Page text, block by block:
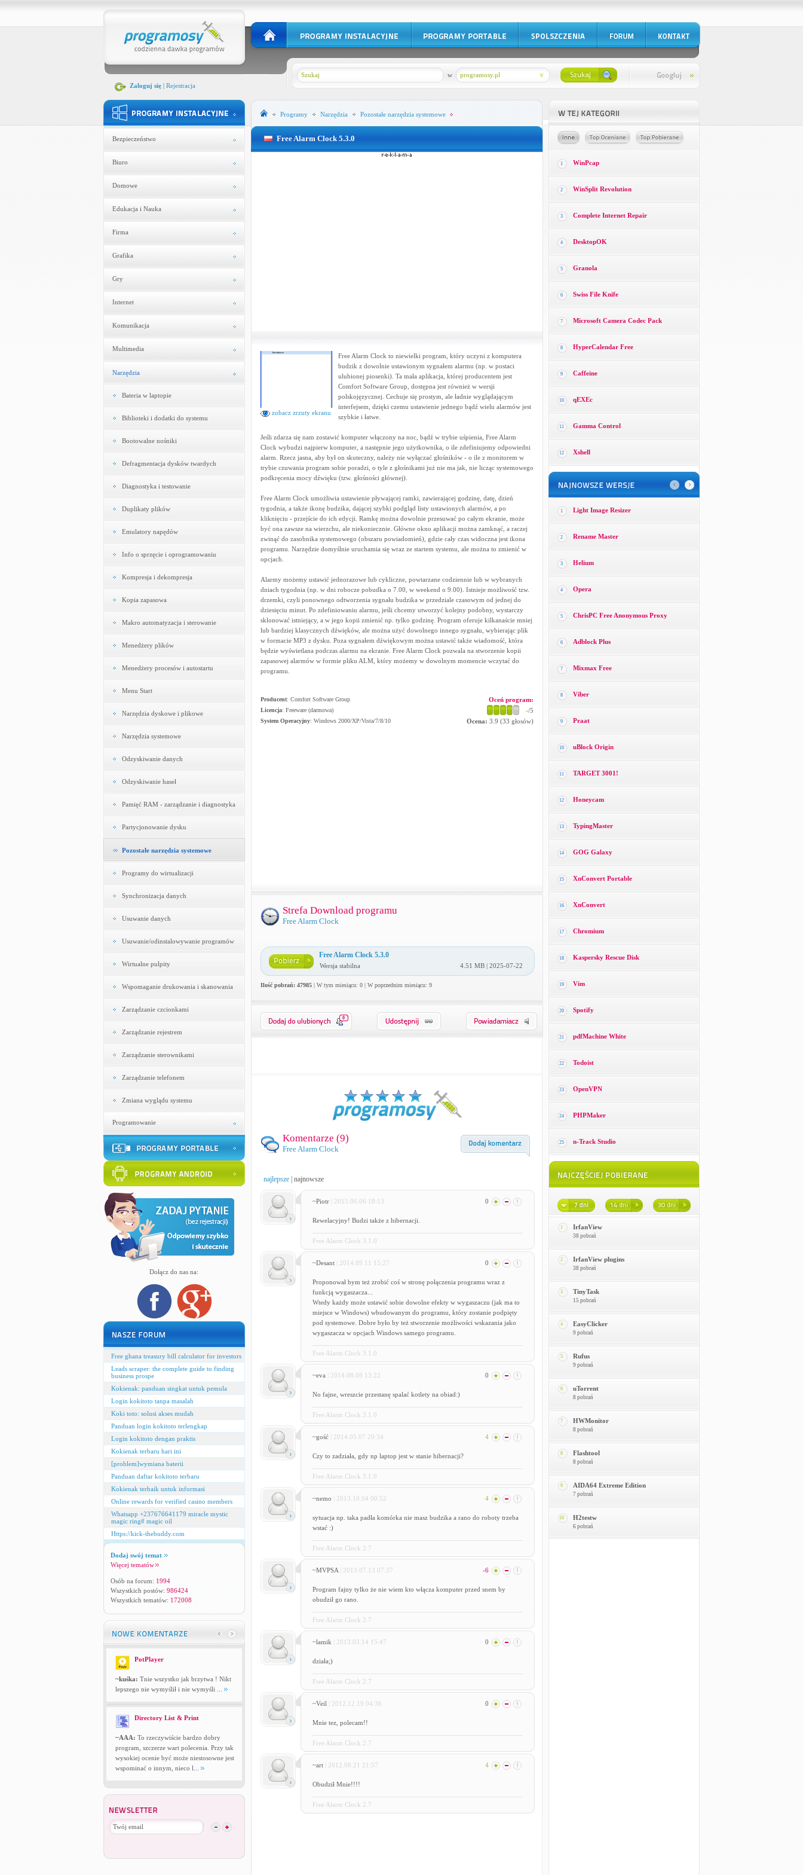
Zaloguj się| Rejestracja
programosy.pl
w
Bezpieczeństwo
Biuro
Domowe
Edukacja i Nauka
Firma
Grafika
Gry
Internet
Komunikacja
Multimedia
Narzędzia
Bateria w laptopie
Biblioteki i dodatki do systemu
Bootowalne nośniki
Defragmentacja dysków twardych
Diagnostyka i testowanie
Duplikaty plików
Emulatory napędów
Info o sprzęcie i oprogramowaniu
Kompresja i dekompresja
Kopia zapasowa
Makro automatyzacja i sterowanie
Menedżery plików
Menedżery procesów i autostartu
Menu Start
Narzędzia dyskowe i plikowe
Narzędzia systemowe
Odzyskiwanie danych
Odzyskiwanie haseł
Pamięć RAM - zarządzanie i diagnostyka
Partycjonowanie dysku
Pozostałe narzędzia systemowe
Programy do wirtualizacji
Synchronizacja danych
Usuwanie danych
Usuwanie/odinstalowywanie programów
Wirtualne pulpity
Wspomaganie drukowania i skanowania
Zarządzanie czcionkami
Zarządzanie rejestrem
Zarządzanie sterownikami
Zarządzanie telefonem
Zmiana wyglądu systemu
Programowanie
Dołącz do nas na:
Free ghana treasury bill calculator for investors
Leads scraper: the complete guide to finding
business prospe
Kokienak: panduan singkat untuk pemula
Login kokitoto tanpa masalah
Koki toto: solusi akses mudah
Panduan login kokitoto terlengkap
Login kokitoto dengan praktis
Kokienak terbaru hari ini
[problem]wymiana baterii
Panduan daftar kokitoto terbaru
Kokienak terbaik untuk informasi
Online rewards for verified casino members
Whatsapp +237676641179 miracle mystic
magic ring# magic oil
Https://kick-thebuddy.com
Dodaj swój temat
Więcej tematów
Osób na forum: 1994
Wszystkich postów: 986424
Wszystkich tematów: 172008
PotPlayer
~kuśka: Tnie wszystko jak brzytwa ! Nikt
lepszego nie wymyślił i nie wymyśli ...
Directory List & Print
~AAA: To rzeczywiście bardzo dobry
program, szczerze wart polecenia. Przy tak
wysokiej ocenie być może niestosowne jest
wspominać o innym, nieco l...
Programy Narzędzia Pozostałe narzędzia systemowe
Free Alarm Clock 5.3.0
zobacz zrzuty ekranu
Free Alarm Clock to niewielki program, który uczyni z komputera
budzik z dowolnie ustawionym sygnałem alarmu (np. w postaci
ulubionej piosenki). Ta mała aplikacja, której producentem jest
Comfort Software Group, dostępna jest również w wersji
polskojęzycznej. Cechuje się prostym, ale ładnie wyglądającym
interfejsem, dzięki czemu ustawienie jednego bądź wielu alarmów jest
szybkie i łatwe.
Jeśli zdarza się nam zostawić komputer włączony na noc, bądź w trybie uśpienia, Free Alarm
Clock wybudzi najpierw komputer, a następnie jego użytkownika, o ile zdefiniujemy odpowiedni
alarm. Rzecz jasna, aby był on skuteczny, należy nie wyłączać głośników - o ile z monitorem w
trybie czuwania program sobie poradzi, o tyle z głośnikami już nie ma jak, nie licząc systemowego
podkręcenia mocy dźwięku (tzw. głośności głównej).
Free Alarm Clock umożliwia ustawienie pływającej ramki, zawierającej godzinę, datę, dzień
tygodnia, a także ikonę budzika, dającej szybki podgląd listy ustawionych alarmów, a po
kliknięciu - przejście do ich edycji. Ramkę można dowolnie przesuwać po całym ekranie, może
być ona zawsze na wierzchu, ale niekoniecznie. Główne okno aplikacji można zamknąć, a raczej
zwinąć do zasobnika systemowego (obszaru powiadomień), gdzie cały czas widoczna jest ikona
programu. Narzędzie domyślnie uruchamia się wraz ze startem systemu, ale można to zmienić w
opcjach.
Alarmy możemy ustawić jednorazowe lub cykliczne, powtarzane codziennie lub w wybranych
dniach tygodnia (np. w dni robocze pobudka o 7.00, w weekend o 9.00). Istnieje możliwość tzw.
drzemki, czyli ponownego odtworzenia sygnału budzika w przedziale czasowym od jednej do
dziesięciu minut. Po zdefiniowaniu alarmu, jeśli chcemy utworzyć kolejny podobny, wystarczy
sklonować istniejący, a w jego kopii zmienić np. tylko godzinę. Program oferuje kilkanaście mniej
lub bardziej klasycznych dźwięków, ale można użyć dowolnego innego sygnału, wybierając plik
w formacie MP3 z dysku. Poza sygnałem dźwiękowym można ustawić także wiadomość, która
będzie wyświetlana podczas alarmu na ekranie. Free Alarm Clock pozwala na stworzenie kopii
zapasowej alarmów w formie pliku ALM, który możemy w dowolnym momencie wczytać do
programu.
Producent: Comfort Software Group
Licencja: Freeware (darmowa)
System Operacyjny: Windows 2000/XP/Vista/7/8/10
Oceń program:
-/5
Ocena: 3.9 (33 głosów)
Strefa Download programu
Free Alarm Clock
Free Alarm Clock 5.3.0
Wersja stabilna 4.51 MB | 2025-07-22
Ilość pobrań: 47985| W tym miesiącu: 0 | W poprzednim miesiącu: 9
0
Komentarze (9)
Free Alarm Clock
najlepsze| najnowsze
~Piotr | 2015.06.06 18:13 0
Rewelacyjny! Budzi także z hibernacji.
Free Alarm Clock 3.1.0
~Desant | 2014.09.11 15:27 0
Proponował bym też zrobić coś w stronę połączenia programu wraz z
funkcją wygaszacza...
Wtedy każdy może ustawić sobie dowolne efekty w wygaszaczu (jak ma to
miejsce w Windows) wbudowanym do programu, który zostanie podpięty
pod systemowe. Dobre było by też stworzenie możliwości wskazania jako
wygaszacza w opcjach Windows samego programu.
Free Alarm Clock 3.1.0
~eva | 2014.08.08 13:22 0
No fajne, wreszcie przestanę spalać kotlety na obiad:)
Free Alarm Clock 3.1.0
~gość | 2014.05.07 20:34 4
Czy to zadziała, gdy np laptop jest w stanie hibernacji?
Free Alarm Clock 3.1.0
~nemo | 2013.10.04 00:52 4
sytuacja np. taka padła komórka nie masz budzika a rano do roboty trzeba
wstać :)
Free Alarm Clock 2.7
~MVPSA | 2013.07.13 07:37 -6
Program fajny tylko że nie wiem kto włącza komputer przed snem by
obudził go rano.
Free Alarm Clock 2.7
~lamik | 2013.03.14 15:47 0
działa;)
Free Alarm Clock 2.7
~Veil | 2012.12.19 04:36 0
Mnie tez, polecam!!
Free Alarm Clock 2.7
~art | 2012.08.21 21:57 4
Obudził Mnie!!!!
Free Alarm Clock 2.7
1 WinPcap
2 WinSplit Revolution
3 Complete Internet Repair
4 DesktopOK
5 Granola
6 Swiss File Knife
7 Microsoft Camera Codec Pack
8 HyperCalendar Free
9 Caffeine
10 qEXEc
11 Gamma Control
12 Xshell
1 Light Image Resizer
2 Rename Master
3 Helium
4 Opera
5 ChrisPC Free Anonymous Proxy
6 Adblock Plus
7 Mixmax Free
8 Viber
9 Praat
10 uBlock Origin
11 TARGET 3001!
12 Honeycam
13 TypingMaster
14 GOG Galaxy
15 XnConvert Portable
16 XnConvert
17 Chromium
18 Kaspersky Rescue Disk
19 Vim
20 Spotify
21 pdfMachine White
22 Todoist
23 OpenVPN
24 PHPMaker
25 n-Track Studio
1 IrfanView
38 pobrań
2 IrfanView plugins
38 pobrań
3 TinyTask
15 pobrań
4 EasyClicker
9 pobrań
5 Rufus
9 pobrań
6 uTorrent
8 pobrań
7 HWMonitor
8 pobrań
8 Flashtool
8 pobrań
9 AIDA64 Extreme Edition
7 pobrań
10 H2testw
6 pobrań